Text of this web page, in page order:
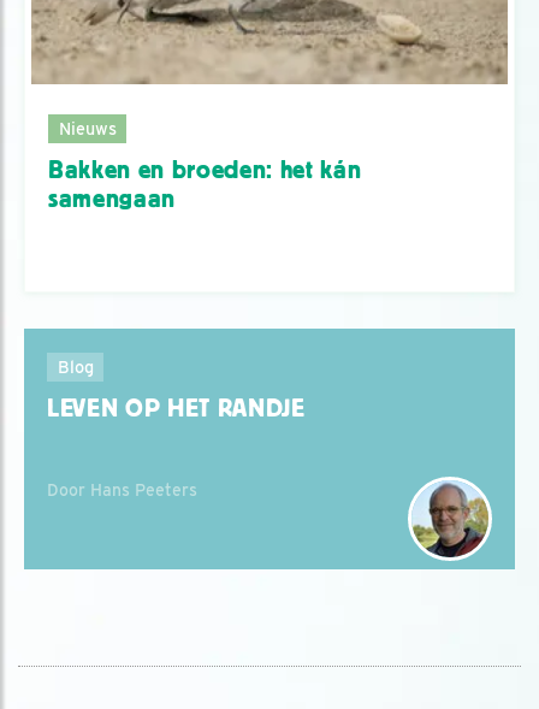
Nieuws
Bakken en broeden: het kán
samengaan
Blog
LEVEN OP HET RANDJE
Door Hans Peeters